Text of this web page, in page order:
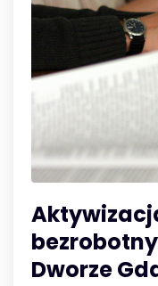
Dworze